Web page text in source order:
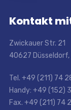
Kontakt
Zwickauer Str. 21
40627
Tel. +49 (211) 74
Handy: +49 (152)
Fax. +49 (211) 74